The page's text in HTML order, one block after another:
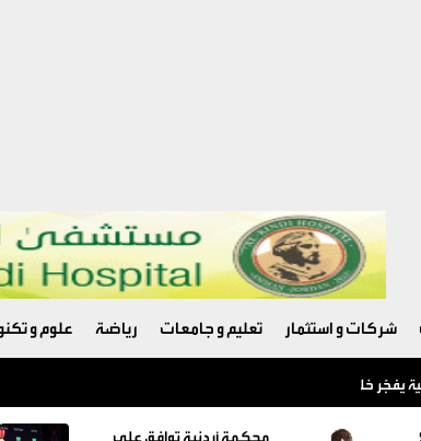
شركات و استثمار تعليم و جامعات رياضة علوم و
يفجّر خلافًا بين ترامب والبنتاغون